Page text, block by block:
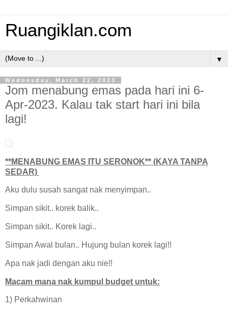
Ruangiklan.com
▼
Wednesday, March 22, 2023
Jom menabung emas pada hari ini 6-
Apr-2023. Kalau tak start hari ini bila
lagi!
**MENABUNG EMAS ITU SERONOK** (KAYA TANPA
SEDAR)
Aku dulu susah sangat nak menyimpan..
Simpan sikit.. korek balik..
Simpan sikit.. Korek lagi..
Simpan Awal bulan.. Hujung bulan korek lagi!!
Apa nak jadi dengan aku nie!!
Macam mana nak kumpul budget untuk:
1) Perkahwinan